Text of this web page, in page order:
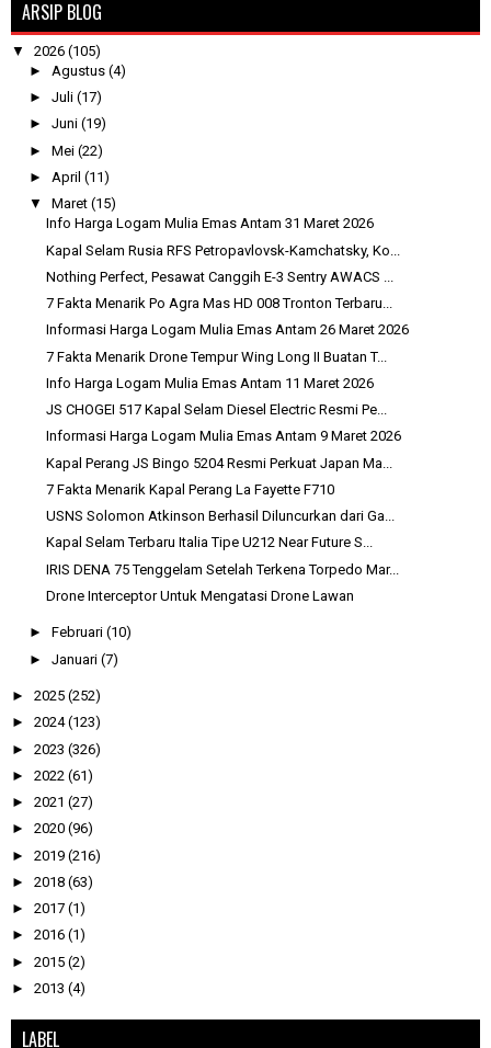
ARSIP BLOG
▼ 2026 (105)
► Agustus (4)
► Juli (17)
► Juni (19)
► Mei (22)
► April (11)
▼ Maret (15)
Info Harga Logam Mulia Emas Antam 31 Maret 2026
Kapal Selam Rusia RFS Petropavlovsk-Kamchatsky, Ko...
Nothing Perfect, Pesawat Canggih E-3 Sentry AWACS ...
7 Fakta Menarik Po Agra Mas HD 008 Tronton Terbaru...
Informasi Harga Logam Mulia Emas Antam 26 Maret 2026
7 Fakta Menarik Drone Tempur Wing Long II Buatan T...
Info Harga Logam Mulia Emas Antam 11 Maret 2026
JS CHOGEI 517 Kapal Selam Diesel Electric Resmi Pe...
Informasi Harga Logam Mulia Emas Antam 9 Maret 2026
Kapal Perang JS Bingo 5204 Resmi Perkuat Japan Ma...
7 Fakta Menarik Kapal Perang La Fayette F710
USNS Solomon Atkinson Berhasil Diluncurkan dari Ga...
Kapal Selam Terbaru Italia Tipe U212 Near Future S...
IRIS DENA 75 Tenggelam Setelah Terkena Torpedo Mar...
Drone Interceptor Untuk Mengatasi Drone Lawan
► Februari (10)
► Januari (7)
► 2025 (252)
► 2024(123)
► 2023 (326)
► 2022 (61)
► 2021 (27)
► 2020 (96)
► 2019 (216)
► 2018 (63)
► 2017 (1)
► 2016 (1)
► 2015 (2)
► 2013 (4)
LABEL